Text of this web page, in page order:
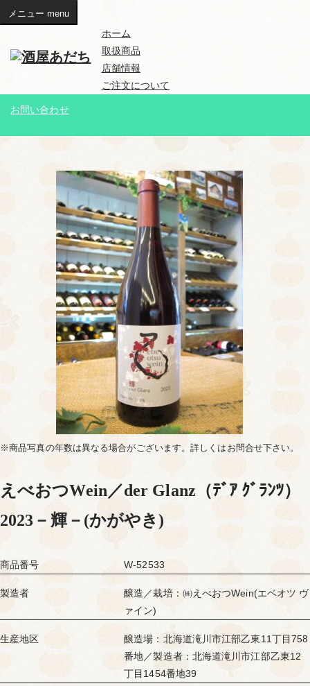
メニュー menu
ホーム
取扱商品
店舗情報
ご注文について
お問い合わせ
※商品写真の年数は異なる場合がございます。詳しくはお問合せ下さい。
えべおつWein／der Glanz（ﾃﾞｱ ｸﾞﾗﾝﾂ）
2023－輝－(かがやき)
商品番号 W-52533
製造者
醸造／栽培：㈱えべおつWein(エベオツ ヴ
ァイン)
生産地区
醸造場：北海道滝川市江部乙東11丁目758
番地／製造者：北海道滝川市江部乙東12
丁目1454番地39